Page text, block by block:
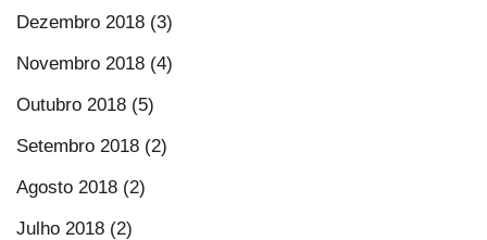
Dezembro 2018 (3)
Novembro 2018 (4)
Outubro 2018 (5)
Setembro 2018 (2)
Agosto 2018 (2)
Julho 2018 (2)